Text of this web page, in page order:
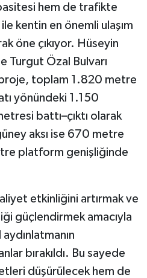
hem de trafikte
kentin en önemli ulaşım
öne çıkıyor. Hüseyin
Turgut Özal Bulvarı
toplam 1.820 metre
yönündeki 1.150
battı–çıktı olarak
aksı ise 670 metre
platform genişliğinde
etkinliğini artırmak ve
güçlendirmek amacıyla
bırakıldı. Bu sayede
düşürülecek hem de